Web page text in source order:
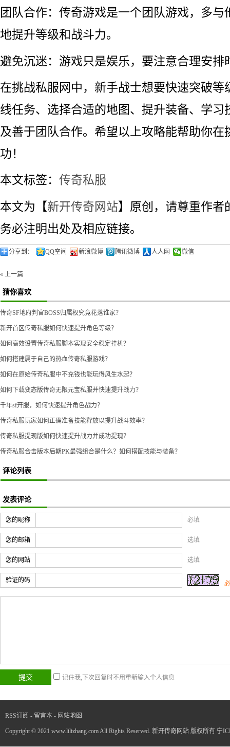
团队合作：传奇游戏是一个团队游戏，多与
地提升等级和战斗力。
避免沉迷：游戏只是娱乐，要注意合理安排
在挑战私服网中，新手战士想要快速突破等
线任务、选择合适的地图、提升装备、学习
及善于团队合作。希望以上攻略能帮助你在
功！
本文标签： 传奇私服
本文为【新开传奇网站】原创，请尊重作者
务必注明出处及相应链接。
分享到： QQ空间 新浪微博 腾讯微博 人人网 微信
« 上一篇
猜你喜欢
传奇SF地府判官BOSS归属权究竟花落谁家？
新开首区传奇私服如何快速提升角色等级？
如何高效设置传奇私服脚本实现安全稳定挂机？
如何搭建属于自己的热血传奇私服游戏？
如何在原始传奇私服中不充钱也能玩得风生水起？
如何下载变态版传奇无限元宝私服并快速提升战力？
千年sf开服，如何快速提升角色战力？
传奇私服玩家如何正确准备技能释放以提升战斗效率？
传奇私服提现版如何快速提升战力并成功提现？
传奇私服合击版本后期PK最强组合是什么？如何搭配技能与装备？
评论列表
发表评论
您的昵称 必填
您的邮箱 选填
您的网站 选填
验证的码
记住我,下次回复时不用重新输入个人信息
RSS订阅 - 留言本 - 网站地图
Copyright © 2021 www.lilizhang.com All Rights Reserved. 新开传奇网站 版权所有 宁